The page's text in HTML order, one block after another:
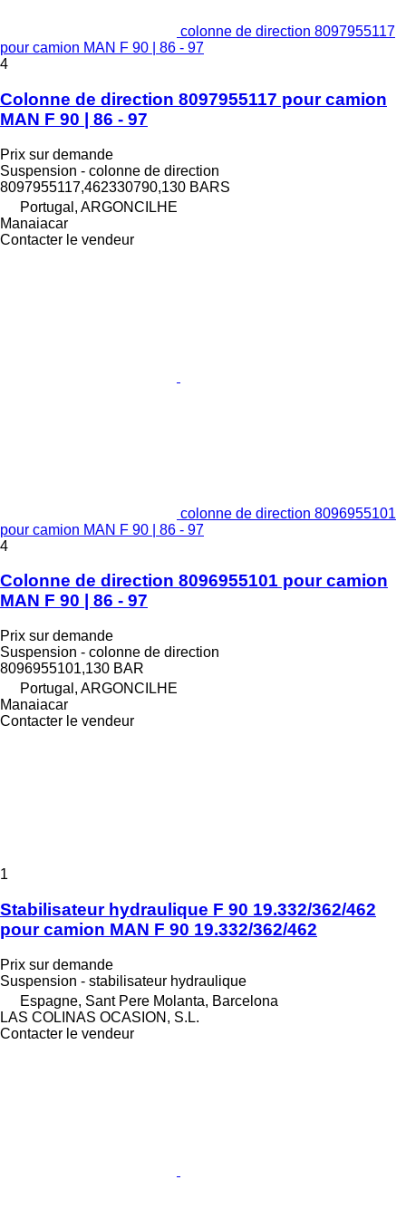
colonne de direction 8097955117
pour camion MAN F 90 | 86 - 97
4
Colonne de direction 8097955117 pour camion
MAN F 90 | 86 - 97
Prix sur demande
Suspension - colonne de direction
8097955117,462330790,130 BARS
Portugal, ARGONCILHE
Manaiacar
Contacter le vendeur
colonne de direction 8096955101
pour camion MAN F 90 | 86 - 97
4
Colonne de direction 8096955101 pour camion
MAN F 90 | 86 - 97
Prix sur demande
Suspension - colonne de direction
8096955101,130 BAR
Portugal, ARGONCILHE
Manaiacar
Contacter le vendeur
1
Stabilisateur hydraulique F 90 19.332/362/462
pour camion MAN F 90 19.332/362/462
Prix sur demande
Suspension - stabilisateur hydraulique
Espagne, Sant Pere Molanta, Barcelona
LAS COLINAS OCASION, S.L.
Contacter le vendeur